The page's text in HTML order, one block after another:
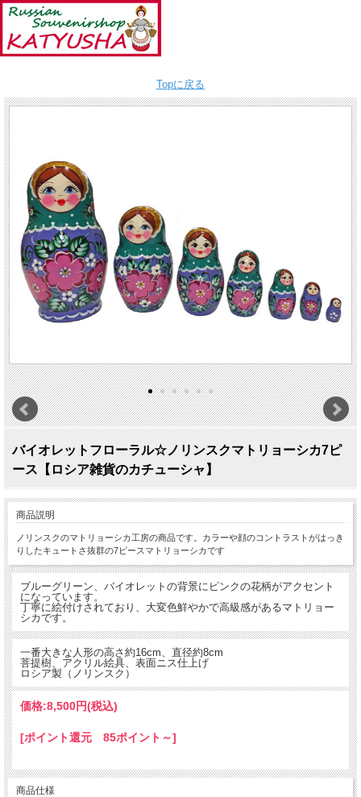
Topに戻る
バイオレットフローラル☆ノリンスクマトリョーシカ7ピ
ース【ロシア雑貨のカチューシャ】
商品説明
ノリンスクのマトリョーシカ工房の商品です。カラーや顔のコントラストがはっき
りしたキュートさ抜群の7ピースマトリョーシカです
ブルーグリーン、バイオレットの背景にピンクの花柄がアクセント
になっています。
丁寧に絵付けされており、大変色鮮やかで高級感があるマトリョー
シカです。
一番大きな人形の高さ約16cm、直径約8cm
菩提樹、アクリル絵具、表面ニス仕上げ
ロシア製（ノリンスク）
価格:8,500円(税込)
[ポイント還元 85ポイント～]
商品仕様